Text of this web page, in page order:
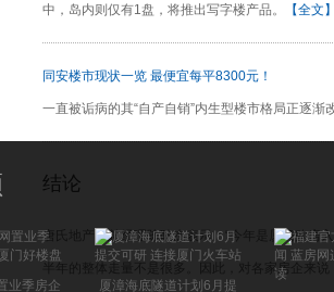
中，岛内则仅有1盘，将推出写字楼产品。 【全文】
同安楼市现状一览 最便宜每平8300元！
一直被诟病的其“自产自销”内生型楼市格局正逐
结论
唐氏地产副总经理陈耿杰表示：“今年是厦门购房
半年的整体走量不是很多。因此，对各家房企来
业季房企 厦漳海底隧道计划6月提